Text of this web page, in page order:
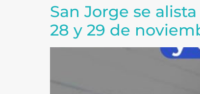
San Jorge se
28 y 29 de